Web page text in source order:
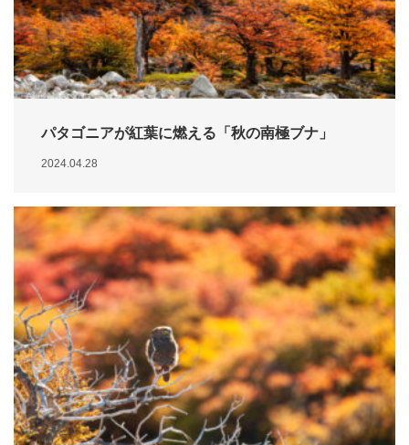
パタゴニアが紅葉に燃える「秋の南極ブナ」
2024.04.28